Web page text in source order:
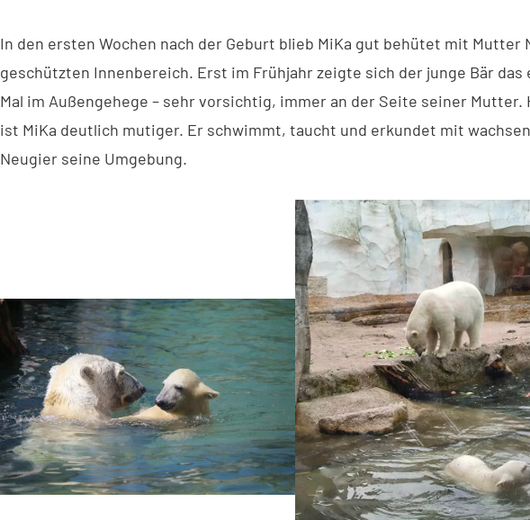
In den ersten Wochen nach der Geburt blieb MiKa gut behütet mit Mutter
geschützten Innenbereich. Erst im Frühjahr zeigte sich der junge Bär das
Mal im Außengehege – sehr vorsichtig, immer an der Seite seiner Mutter.
ist MiKa deutlich mutiger. Er schwimmt, taucht und erkundet mit
Neugier seine Umgebung.